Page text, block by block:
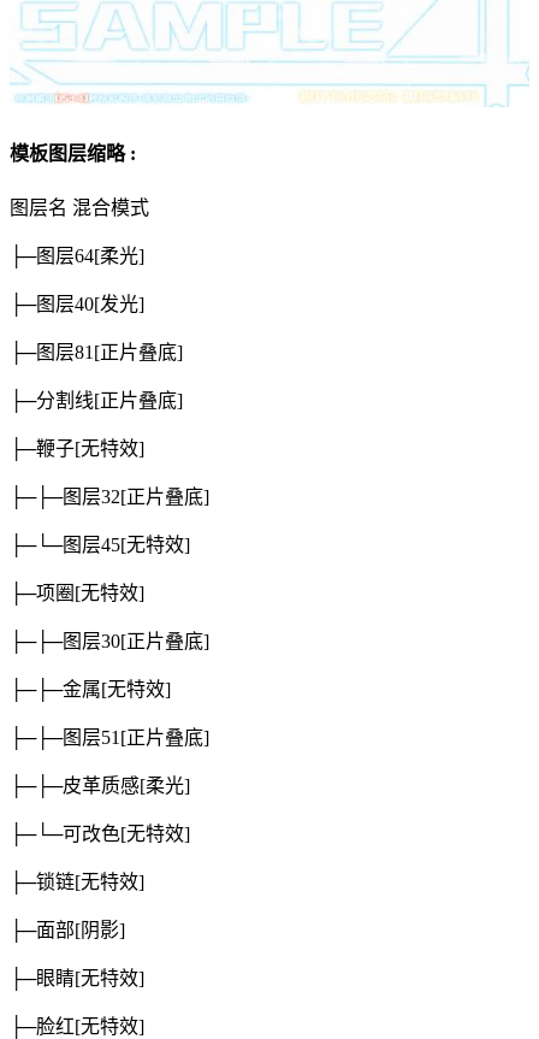
模板图层缩略 :
图层名 混合模式
├─图层64[柔光]
├─图层40[发光]
├─图层81 [正片叠底]
├─分割线[正片叠底]
├─鞭子[无特效]
├─├─图层32[正片叠底]
├─└─图层45[无特效]
├─项圈 [无特效]
├─├─图层30[正片叠底]
├─├─金属[无特效]
├─├─图层51 [正片叠底]
├─├─皮革质感[柔光]
├─└─可改色[无特效]
├─锁链[无特效]
├─面部[阴影]
├─眼睛[无特效]
├─脸红[无特效]